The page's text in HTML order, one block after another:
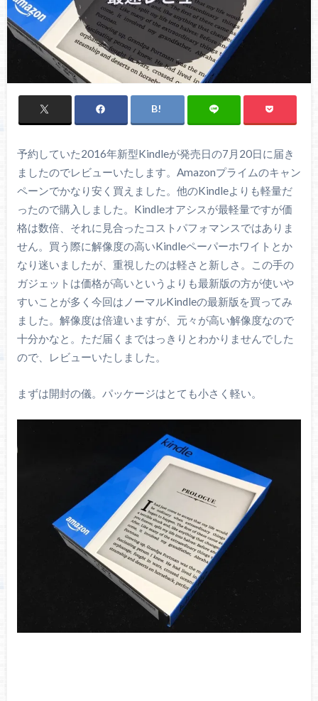
予約していた2016年新型Kindleが発売日の7月20日に届き
ましたのでレビューいたします。Amazonプライムのキャン
ペーンでかなり安く買えました。他のKindleよりも軽量だ
ったので購入しました。Kindleオアシスが最軽量ですが価
格は数倍、それに見合ったコストパフォマンスではありま
せん。買う際に解像度の高いKindleペーパーホワイトとか
なり迷いましたが、重視したのは軽さと新しさ。この手の
ガジェットは価格が高いというよりも最新版の方が使いや
すいことが多く今回はノーマルKindleの最新版を買ってみ
ました。解像度は倍違いますが、元々が高い解像度なので
十分かなと。ただ届くまではっきりとわかりませんでした
ので、レビューいたしました。
まずは開封の儀。パッケージはとても小さく軽い。